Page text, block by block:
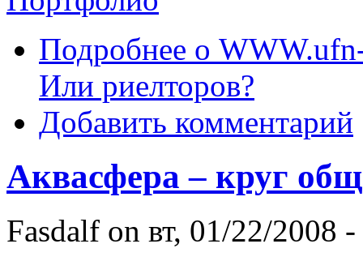
Подробнее о
Или риелторов?
Добавить комментарий
Аквасфера – круг
Fasdalf on вт, 01/22/2008